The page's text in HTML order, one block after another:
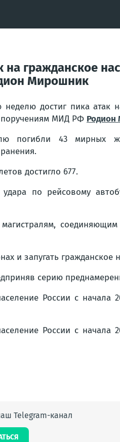
гражданское
Мирошник
достиг пика атак
МИД РФ
погибли 43 мирных
достигло 677.
удара по рейсовому
и запугать гражданское
серию
Telegram-канал